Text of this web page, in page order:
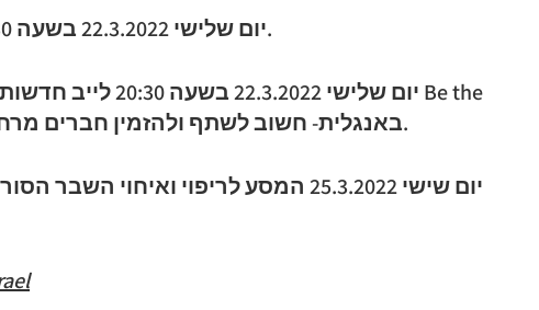
יום שלישי 22.3.2022 בשעה 8:30 לייב חדשות המלאכים.
change באנגלית- חשוב לשתף ולהזמין חברים מרחבי העולם ללייב הזה.
יום שישי 25.3.2022
המסע לריפוי ואיחוי השבר